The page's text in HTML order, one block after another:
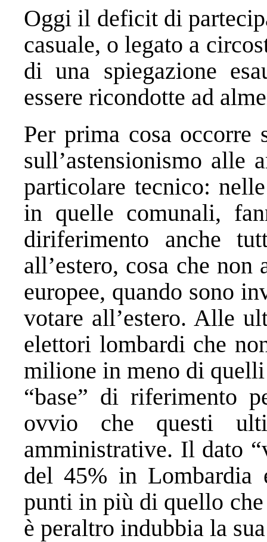
Oggi il deficit di
casuale, o legato a
di una spiegazione
essere ricondotte ad
Per prima cosa
sull’astensionismo alle
particolare tecnico:
in quelle comunali,
diriferimento anche
all’estero, cosa che
europee, quando sono
votare all’estero. Alle
elettori lombardi che
milione in meno di
“base” di riferimento
ovvio che questi
amministrative. Il dato
del 45% in
punti in più di quello che
è peraltro indubbia la